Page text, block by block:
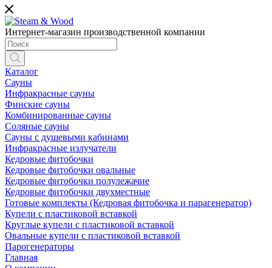
Интернет-магазин производственной компании
Каталог
Сауны
Инфракрасные сауны
Финские сауны
Комбинированные сауны
Соляные сауны
Сауны с душевыми кабинами
Инфракрасные излучатели
Кедровые фитобочки
Кедровые фитобочки овальные
Кедровые фитобочки полулежачие
Кедровые фитобочки двухместные
Готовые комплекты (Кедровая фитобочка и парагенератор)
Купели с пластиковой вставкой
Круглые купели с пластиковой вставкой
Овальные купели с пластиковой вставкой
Парогенераторы
Главная